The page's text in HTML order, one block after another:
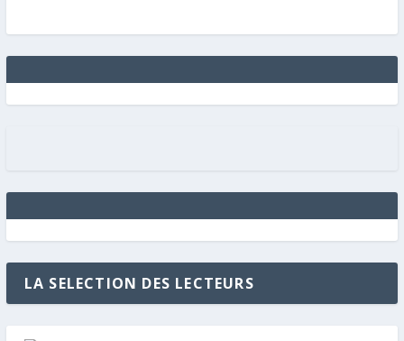
LA SELECTION DES LECTEURS